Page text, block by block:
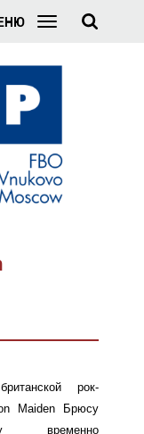
рок-
Maiden Брюсу
временно